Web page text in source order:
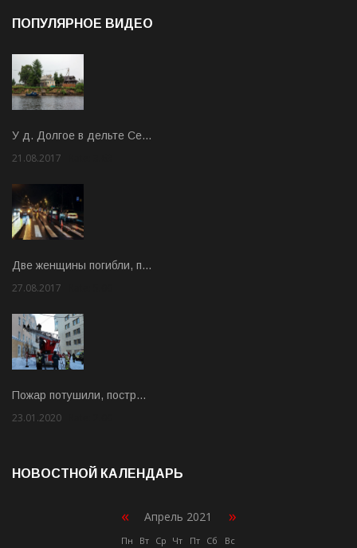
ПОПУЛЯРНОЕ ВИДЕО
У д. Долгое в дельте Се…
21.08.2017
Две женщины погибли, п…
27.08.2017
Пожар потушили, постр…
23.01.2020
НОВОСТНОЙ КАЛЕНДАРЬ
« Апрель 2021 »
Пн Вт Ср Чт Пт Сб Вс